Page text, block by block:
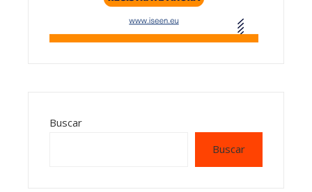
Buscar
Buscar